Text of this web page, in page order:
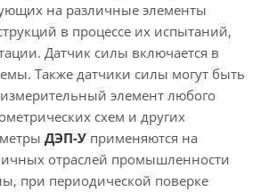
на различные элементы
в процессе их испытаний,
Датчик силы включается в
Также датчики силы могут быть
элемент любого
схем и других
ДЭП-У применяются на
отраслей промышленности
при периодической поверке